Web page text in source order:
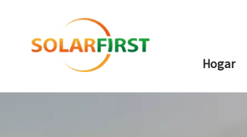
Hogar